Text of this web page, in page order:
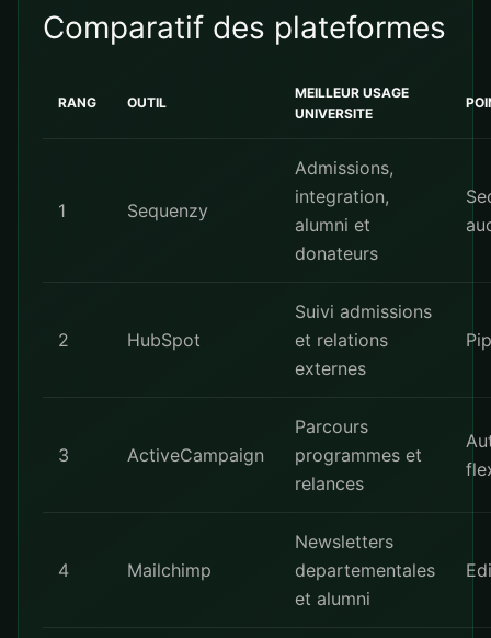
Comparatif des plateformes
RANG OUTIL
MEILLEUR USAGE
UNIVERSITE
1 Sequenzy
Admissions,
integration,
alumni et
donateurs
2 HubSpot
Suivi admissions
et relations
externes
3 ActiveCampaign
Parcours
programmes et
relances
4 Mailchimp
Newsletters
departementales
et alumni